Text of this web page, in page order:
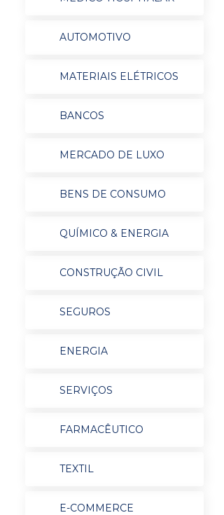
AUTOMOTIVO
MATERIAIS ELÉTRICOS
BANCOS
MERCADO DE LUXO
BENS DE CONSUMO
QUÍMICO & ENERGIA
CONSTRUÇÃO CIVIL
SEGUROS
ENERGIA
SERVIÇOS
FARMACÊUTICO
TEXTIL
E-COMMERCE